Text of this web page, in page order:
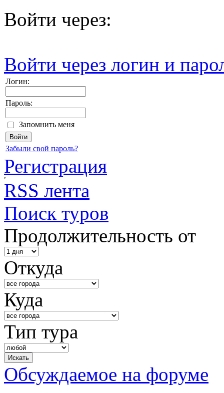
Войти через:
Войти через логин и
Логин:
Пароль:
Запомнить меня
Забыли свой пароль?
Регистрация
RSS лента
Поиск туров
Продолжительность от
Откуда
Куда
Тип тура
Обсуждаемое на форуме